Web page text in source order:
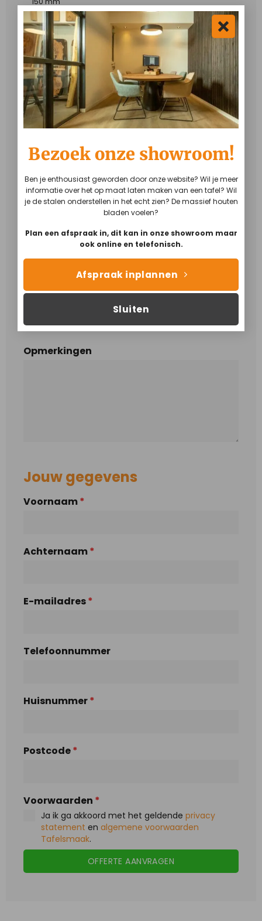
Bezoek onze showroom!
Ben je enthousiast geworden door onze website? Wil je meer
informatie over het op maat laten maken van een tafel? Wil
je de stalen onderstellen in het echt zien? De massief houten
bladen voelen?
Plan een afspraak in, dit kan in onze showroom maar
ook online en telefonisch.
Afspraak inplannen
Sluiten
Onze randafwerkingen maken jouw tafel extra
speciaal. Naast een standaard rechte rand kun je
ervoor kiezen om de rand onder een hoek weg te
laten frezen. Dit geeft de tafel een moderne, slanke
uitstraling.
Poedercoating*
Staal-look
Opmerkingen
Zijn er nog dingen waar wij rekening mee moeten
houden?
Opmerkingen
Jouw gegevens
Voornaam*
Achternaam*
E-mailadres*
Telefoonnummer
Huisnummer*
Postcode*
Voorwaarden *
Ja ik ga akkoord met het geldende privacy
statement en algemene voorwaarden
Tafelsmaak.
OFFERTE AANVRAGEN